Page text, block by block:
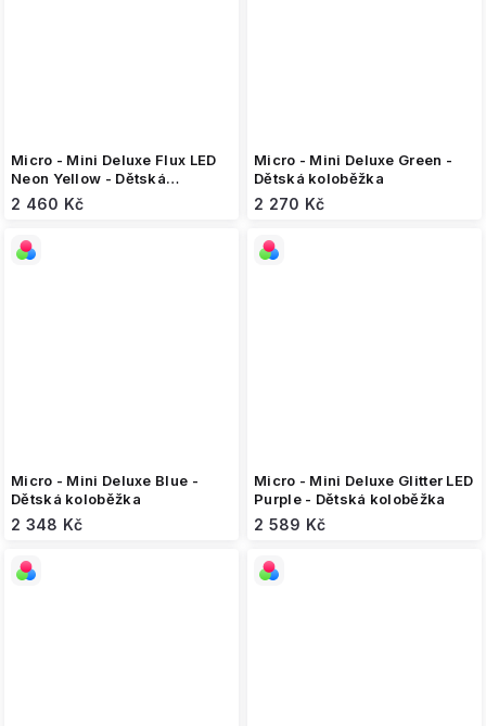
Micro - Mini Deluxe Flux LED
Neon Yellow - Dětská
koloběžka
2 460 Kč
Micro - Mini Deluxe Green -
Dětská koloběžka
2 270 Kč
Micro - Mini Deluxe Blue -
Dětská koloběžka
2 348 Kč
Micro - Mini Deluxe Glitter LED
Purple - Dětská koloběžka
2 589 Kč